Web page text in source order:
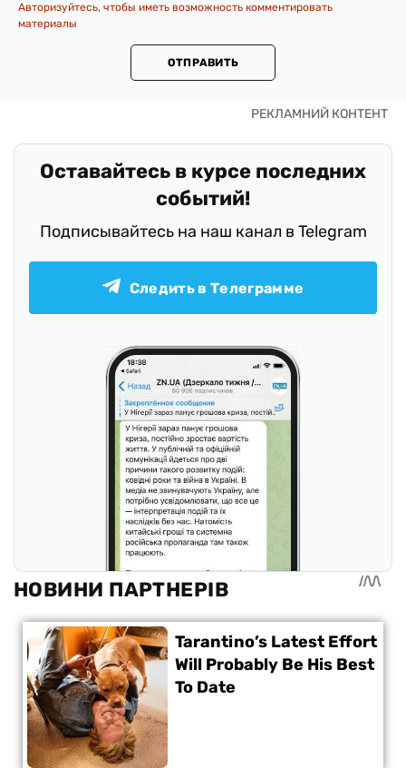
Авторизуйтесь, чтобы иметь возможность комментировать
материалы
ОТПРАВИТЬ
Оставайтесь в курсе последних
событий!
Подписывайтесь на наш канал в Telegram
Следить в Телеграмме